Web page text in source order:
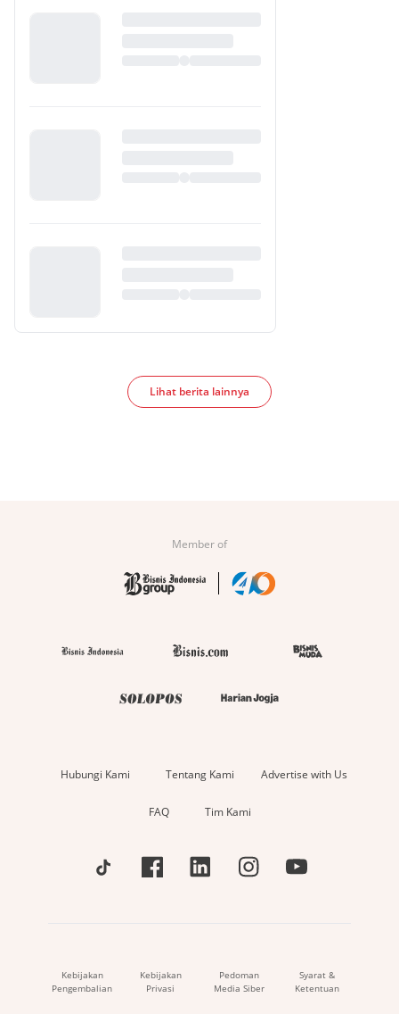
Lihat berita lainnya
Member of
Hubungi Kami Tentang Kami Advertise with Us
FAQ Tim Kami
Kebijakan
Pengembalian
Kebijakan
Privasi
Pedoman
Media Siber
Syarat &
Ketentuan